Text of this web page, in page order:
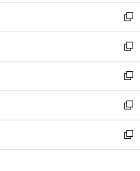
く
ウ
で
開
く
ン
ド
ウ
で
開
く
ウ
ィ
ン
ド
ウ
で
開
く
し
い
ウ
ィ
ン
ド
ウ
で
開
く
新
し
い
ウ
ィ
ン
ド
ウ
で
開
新
し
い
ウ
ィ
ン
ド
ウ
新
し
い
ウ
ィ
ン
新
し
い
ウ
新
し